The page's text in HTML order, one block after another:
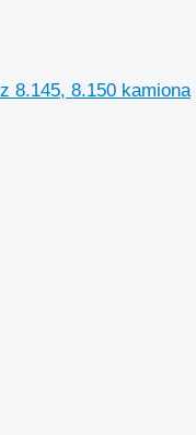
8.145, 8.150 kamiona